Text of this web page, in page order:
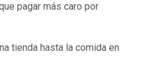
pagar más caro por
tienda hasta la comida en